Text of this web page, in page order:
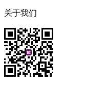
关于我们